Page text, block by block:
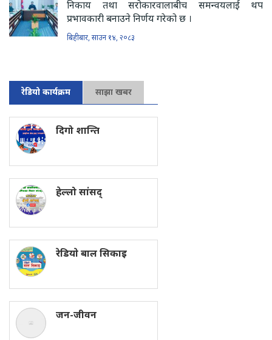
निकाय तथा सरोकारवालाबीच समन्वयलाई थप
प्रभावकारी बनाउने निर्णय गरेको छ ।
बिहीबार, साउन १४, २०८३
रेडियो कार्यक्रम साझा खबर
दिगो शान्ति
हेल्लो सांसद्
रेडियाे बाल सिकाइ
जन-जीवन